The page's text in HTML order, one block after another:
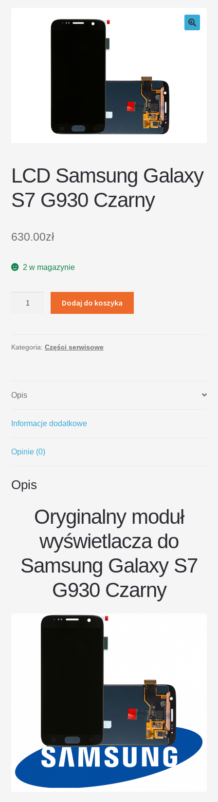
DOSTAWA I ZWROTY
POLITYKA PRYWATNOŚCI
LCD Samsung Galaxy
S7 G930 Czarny
630.00zł
2 w magazynie
S7
Dodaj do koszyka
Kategoria: Części serwisowe
Opis
Informacje dodatkowe
Opinie (0)
Opis
Oryginalny moduł
wyświetlacza do
Samsung Galaxy S7
G930 Czarny